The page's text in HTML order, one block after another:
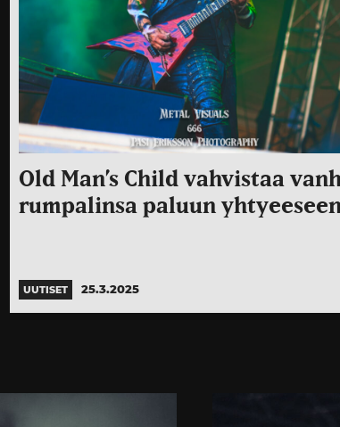
Old Man’s Child vahvistaa
rumpalinsa paluun yhtyeeseen
UUTISET 25.3.2025